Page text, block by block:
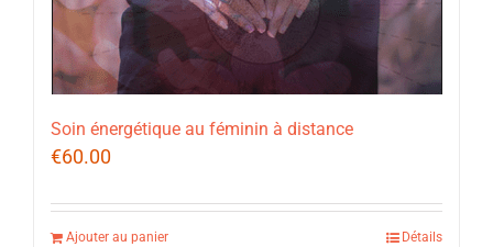
Soin énergétique au féminin à distance
€60.00
Ajouter au panier Détails